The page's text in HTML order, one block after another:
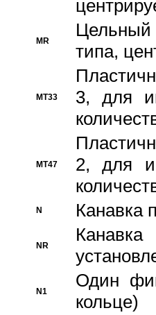
MR
Цельный
типа,
MT33
3, для
MT47
2, для
N Канавка
NR
N1
Один
кольце)